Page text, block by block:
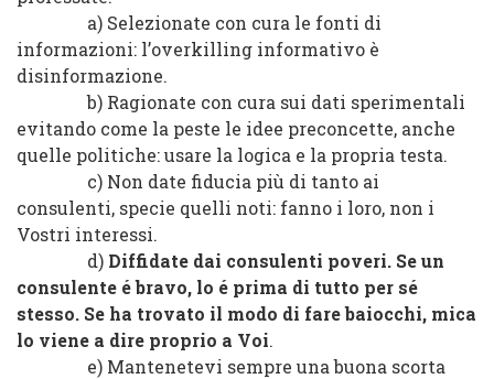
a) Selezionate con cura le fonti di
informazioni: l’overkilling informativo è
disinformazione.
b) Ragionate con cura sui dati sperimentali
evitando come la peste le idee preconcette, anche
quelle politiche: usare la logica e la propria testa.
c) Non date fiducia più di tanto ai
consulenti, specie quelli noti: fanno i loro, non i
Vostri interessi.
d) Diffidate dai consulenti poveri. Se un
consulente é bravo, lo é prima di tutto per sé
stesso. Se ha trovato il modo di fare baiocchi, mica
lo viene a dire proprio a Voi.
e) Mantenetevi sempre una buona scorta